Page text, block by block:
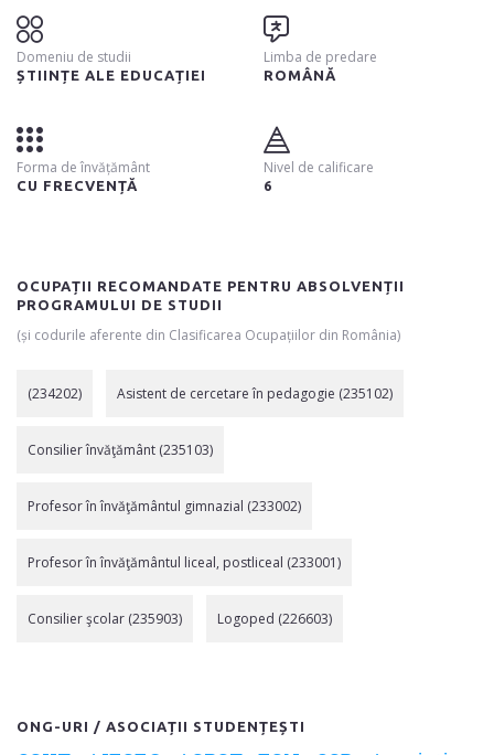
Domeniu de studii
ȘTIINȚE ALE EDUCAȚIEI
Limba de predare
ROMÂNĂ
Forma de învățământ
CU FRECVENȚĂ
Nivel de calificare
6
OCUPAȚII RECOMANDATE PENTRU ABSOLVENȚII
PROGRAMULUI DE STUDII
(și codurile aferente din Clasificarea Ocupațiilor din România)
(234202) Asistent de cercetare în pedagogie (235102)
Consilier învăţământ (235103)
Profesor în învăţământul gimnazial (233002)
Profesor în învăţământul liceal, postliceal (233001)
Consilier şcolar (235903) Logoped (226603)
ONG-URI / ASOCIAȚII STUDENȚEȘTI